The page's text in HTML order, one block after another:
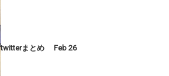
twitterまとめ Feb 26